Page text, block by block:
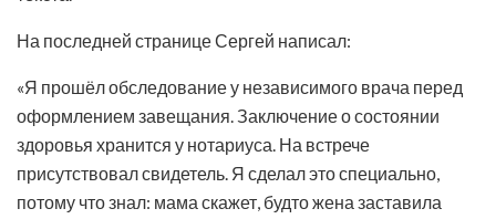
На последней странице Сергей написал:
«Я прошёл обследование у независимого врача перед
оформлением завещания. Заключение о состоянии
здоровья хранится у нотариуса. На встрече
присутствовал свидетель. Я сделал это специально,
потому что знал: мама скажет, будто жена заставила